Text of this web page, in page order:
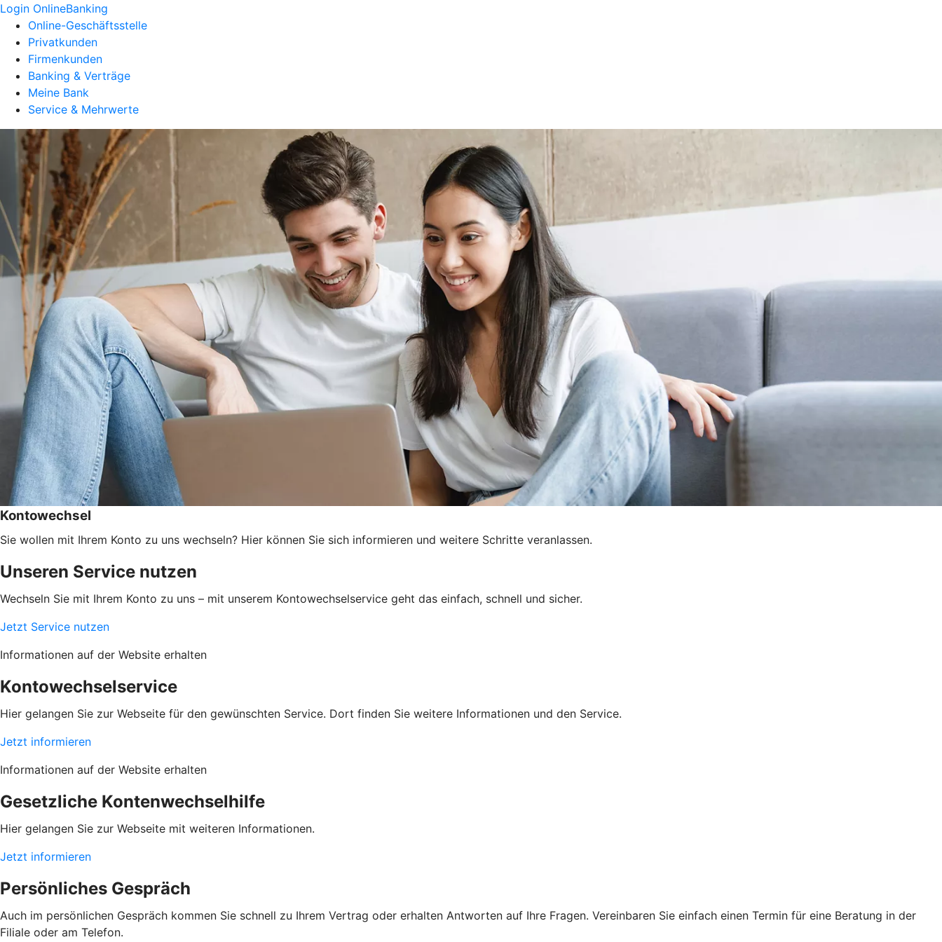
Login OnlineBanking
Online-Geschäftsstelle
Privatkunden
Firmenkunden
Banking & Verträge
Meine Bank
Service & Mehrwerte
Kontowechsel
Sie wollen mit Ihrem Konto zu uns wechseln? Hier können Sie sich informieren und weitere Schritte veranlassen.
Unseren Service nutzen
Wechseln Sie mit Ihrem Konto zu uns – mit unserem Kontowechselservice geht das einfach, schnell und sicher.
Jetzt Service nutzen
Informationen auf der Website erhalten
Kontowechselservice
Hier gelangen Sie zur Webseite für den gewünschten Service. Dort finden Sie weitere Informationen und den Service.
Jetzt informieren
Informationen auf der Website erhalten
Gesetzliche Kontenwechselhilfe
Hier gelangen Sie zur Webseite mit weiteren Informationen.
Jetzt informieren
Persönliches Gespräch
Auch im persönlichen Gespräch kommen Sie schnell zu Ihrem Vertrag oder erhalten Antworten auf Ihre Fragen. Vereinbaren Sie einfach einen Termin für eine Beratung in der
Filiale oder am Telefon.